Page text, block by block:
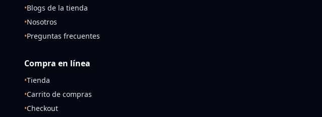
•Blogs de la tienda
•Nosotros
•Preguntas frecuentes
Compra en línea
•Tienda
•Carrito de compras
•Checkout